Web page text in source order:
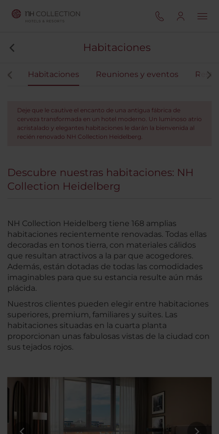
Habitaciones
Habitaciones Reuniones y eventos
Deje que le cautive el encanto de una antigua fábrica de
cerveza transformada en un hotel moderno. Un luminoso atrio
acristalado y elegantes habitaciones le darán la bienvenida al
recién renovado NH Collection Heidelberg.
Descubre nuestras habitaciones: NH
Collection Heidelberg
NH Collection Heidelberg tiene 168 amplias
habitaciones recientemente renovadas. Todas ellas
decoradas en tonos tierra, con materiales cálidos
que resultan atractivos a la par que acogedores.
Además, están dotadas de todas las comodidades
imaginables para que su estancia resulte aún más
plácida.
Nuestros clientes pueden elegir entre habitaciones
superiores, premium, familiares y suites. Las
habitaciones situadas en la cuarta planta
proporcionan unas fabulosas vistas de la ciudad con
sus tejados rojos.